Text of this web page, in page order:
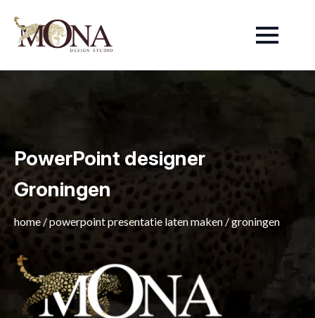
PowerPoint designer
Groningen
home /powerpoint presentatie laten maken /groningen